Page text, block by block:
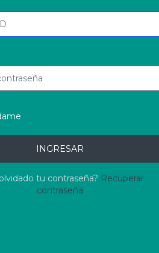
INGRESAR
tu contraseña? Recuperar
contraseña